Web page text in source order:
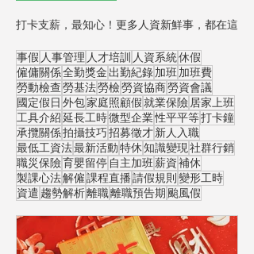
打卡支薪，最知心！更多人資新鮮事，都在這
事假 人事管理 人才培訓 人資系統休假
僱傭關係全勤獎金 出勤紀錄加班加班費
勞動檢查勞基法勞檢勞資協商勞資會議
國定假日 外包家庭照顧假就業保險居家上班
工具介紹延長工時微型企業性平平等打卡鐘
承攬關係拍攝技巧招募徵才新人入職
最低工資法最新活動特休知識變現社群行銷
職災保險育嬰留停 自主加班薪資補休
製課心法解僱課程直播請假規則變形工時
資遣 趨勢解析離職離職預告期 颱風假